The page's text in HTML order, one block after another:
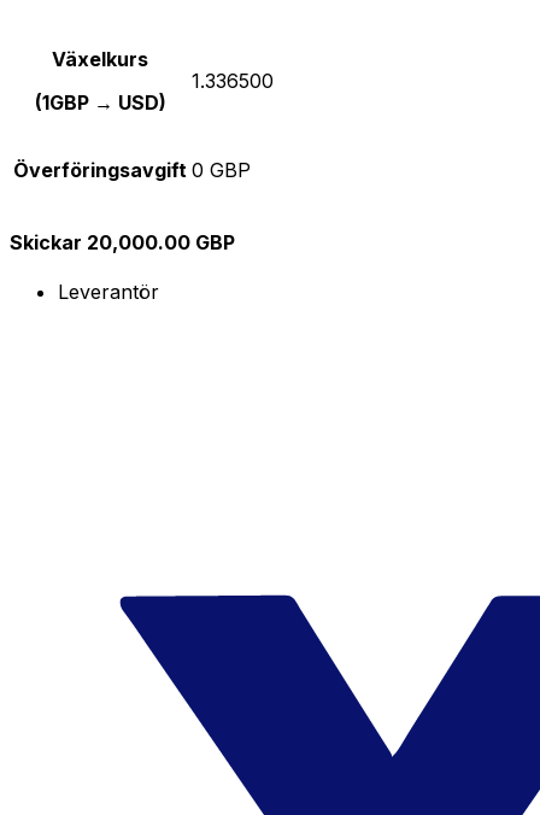
Växelkurs
(1GBP → USD)
1.336500
Överföringsavgift 0 GBP
Skickar 20,000.00 GBP
Leverantör